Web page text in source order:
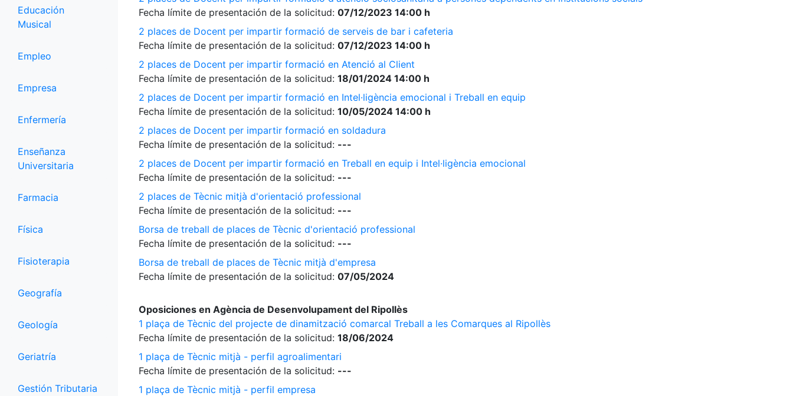
Educación
Musical
Empleo
Empresa
Enfermería
Enseñanza
Universitaria
Farmacia
Física
Fisioterapia
Geografía
Geología
Geriatría
Gestión Tributaria
Fecha límite de presentación de la solicitud: 07/12/2023 14:00 h
2 places de Docent per impartir formació de serveis de bar i cafeteria
Fecha límite de presentación de la solicitud: 07/12/2023 14:00 h
2 places de Docent per impartir formació en Atenció al Client
Fecha límite de presentación de la solicitud: 18/01/2024 14:00 h
2 places de Docent per impartir formació en Intel·ligència emocional i Treball en equip
Fecha límite de presentación de la solicitud: 10/05/2024 14:00 h
2 places de Docent per impartir formació en soldadura
Fecha límite de presentación de la solicitud: ---
2 places de Docent per impartir formació en Treball en equip i Intel·ligència emocional
Fecha límite de presentación de la solicitud: ---
2 places de Tècnic mitjà d'orientació professional
Fecha límite de presentación de la solicitud: ---
Borsa de treball de places de Tècnic d'orientació professional
Fecha límite de presentación de la solicitud: ---
Borsa de treball de places de Tècnic mitjà d'empresa
Fecha límite de presentación de la solicitud: 07/05/2024
Oposiciones en Agència de Desenvolupament del Ripollès
1 plaça de Tècnic del projecte de dinamització comarcal Treball a les Comarques al Ripollès
Fecha límite de presentación de la solicitud: 18/06/2024
1 plaça de Tècnic mitjà - perfil agroalimentari
Fecha límite de presentación de la solicitud: ---
1 plaça de Tècnic mitjà - perfil empresa